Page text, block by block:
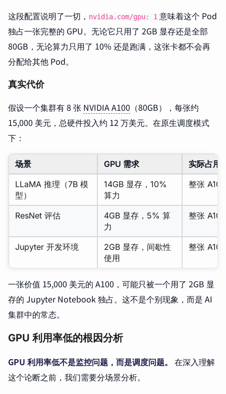
这段配置说明了一切， nvidia.com/gpu: 1 意味着这个 Pod
独占一张完整的 GPU。无论它只用了 2GB 显存还是全部
80GB，无论算力只用了 10% 还是跑满，这张卡都不会再
分配给其他 Pod。
真实代价
假设一个集群有 8 张 NVIDIA A100 （80GB），每张约
15,000 美元，总硬件投入约 12 万美元。在原生调度模式
下：
场景 GPU 需求
实际占用
LLaMA 推理（7B 模
型）
14GB 显存，10%
算力
整张 A100
ResNet 评估
4GB 显存，5% 算
力
整张 A100
Jupyter 开发环境
2GB 显存，间歇性
使用
整张 A100
一张价值 15,000 美元的 A100，可能只被一个用了 2GB 显
存的 Jupyter Notebook 独占。这不是个别现象，而是 AI
集群中的常态。
GPU 利用率低的根因分析
GPU 利用率低不是监控问题，而是调度问题。 在深入理解
这个论断之前，我们需要分场景分析。